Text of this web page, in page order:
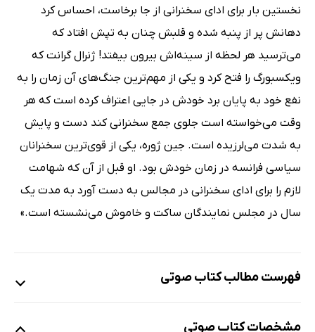
نخستین بار برای ادای سخنرانی از جا برخاست، احساس کرد
دهانش پر از پنبه شده و قلبش چنان به تپش افتاد که
می‌ترسید هر لحظه از سینه‌اش بیرون بیفتد! ژنرال گرانت که
ویکسبورگ را فتح کرد و یکی از مهم‌ترین جنگ‌های آن زمان را به
نفع خود به پایان برد خودش در جایی اعتراف کرده است که هر
وقت می‌خواسته است جلوی جمع سخنرانی کند دست و پایش
به شدت می‌لرزیده است. جین ژوره، یکی از قوی‌ترین سخنرانان
سیاسی فرانسه در زمان خودش بود. او قبل از آن که شهامت
لازم را برای ادای سخنرانی در مجالس به دست آورد به مدت یک
سال در مجلس نمایندگان ساکت و خاموش می‌نشسته است.»
فهرست مطالب کتاب صوتی
نمونه 1
مشخصات کتاب صوتی